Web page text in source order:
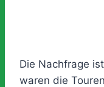
Die Nachfrage
waren die